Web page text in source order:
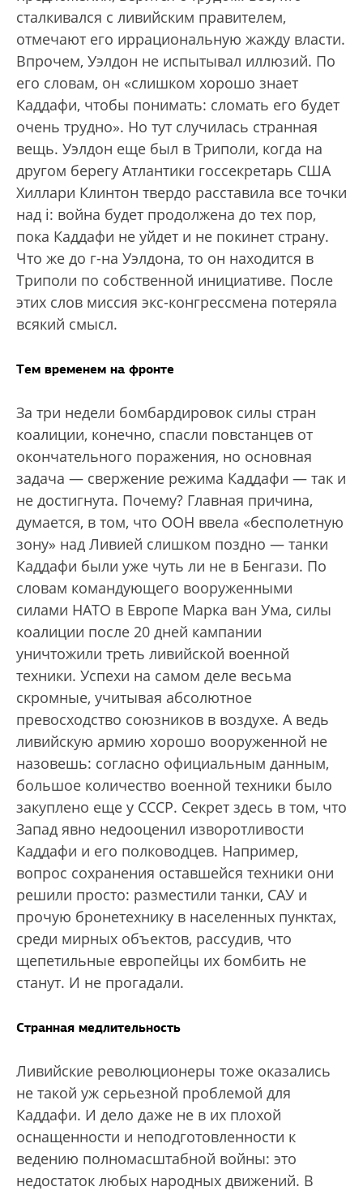
сталкивался с ливийским правителем,
отмечают его иррациональную жажду власти.
Впрочем, Уэлдон не испытывал иллюзий. По
его словам, он «слишком хорошо знает
Каддафи, чтобы понимать: сломать его будет
очень трудно». Но тут случилась странная
вещь. Уэлдон еще был в Триполи, когда на
другом берегу Атлантики госсекретарь США
Хиллари Клинтон твердо расставила все точки
над i: война будет продолжена до тех пор,
пока Каддафи не уйдет и не покинет страну.
Что же до г-на Уэлдона, то он находится в
Триполи по собственной инициативе. После
этих слов миссия экс-конгрессмена потеряла
всякий смысл.
Тем временем на фронте
За три недели бомбардировок силы стран
коалиции, конечно, спасли повстанцев от
окончательного поражения, но основная
задача — свержение режима Каддафи — так и
не достигнута. Почему? Главная причина,
думается, в том, что ООН ввела «бесполетную
зону» над Ливией слишком поздно — танки
Каддафи были уже чуть ли не в Бенгази. По
словам командующего вооруженными
силами НАТО в Европе Марка ван Ума, силы
коалиции после 20 дней кампании
уничтожили треть ливийской военной
техники. Успехи на самом деле весьма
скромные, учитывая абсолютное
превосходство союзников в воздухе. А ведь
ливийскую армию хорошо вооруженной не
назовешь: согласно официальным данным,
большое количество военной техники было
закуплено еще у СССР. Секрет здесь в том, что
Запад явно недооценил изворотливости
Каддафи и его полководцев. Например,
вопрос сохранения оставшейся техники они
решили просто: разместили танки, САУ и
прочую бронетехнику в населенных пунктах,
среди мирных объектов, рассудив, что
щепетильные европейцы их бомбить не
станут. И не прогадали.
Странная медлительность
Ливийские революционеры тоже оказались
не такой уж серьезной проблемой для
Каддафи. И дело даже не в их плохой
оснащенности и неподготовленности к
ведению полномасштабной войны: это
недостаток любых народных движений. В